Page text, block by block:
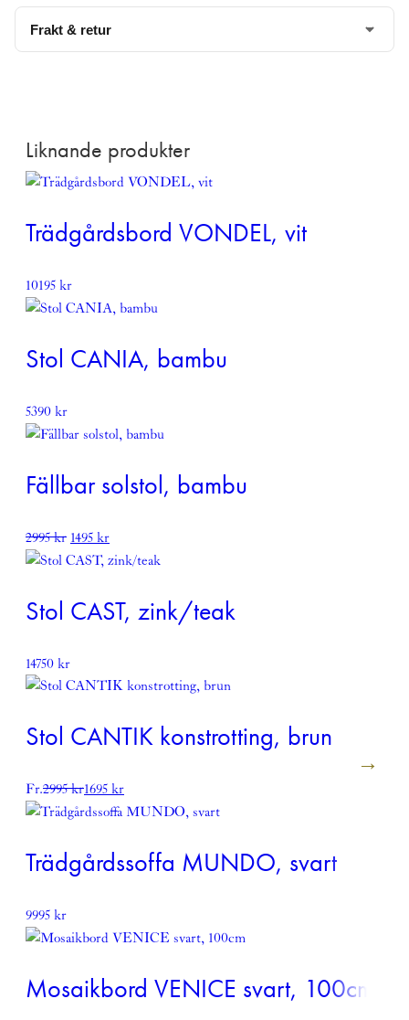
Frakt & retur
Läs mer om vår leverans och returpolicy
Liknande produkter
Trädgårdsbord VONDEL, vit
10195kr
Stol CANIA, bambu
5390kr
Fällbar solstol, bambu
2995kr Det
ursprungliga
2995 kr.
1495krDet
nuvarande
1495 kr.
Stol CAST, zink/teak
14750kr
Stol CANTIK konstrotting, brun
Fr.2995kr1695kr
Trädgårdssoffa MUNDO, svart
9995kr
Mosaikbord VENICE svart, 100cm